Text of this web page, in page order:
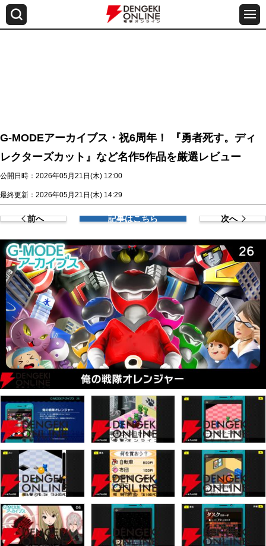
G-MODEアーカイブス・祝6周年！ 『勇者死す。ディ
レクターズカット』など名作5作品を厳選レビュー
公開日時：2026年05月21日(木) 12:00
最終更新：2026年05月21日(木) 14:29
前へ 記事はこちら 次へ